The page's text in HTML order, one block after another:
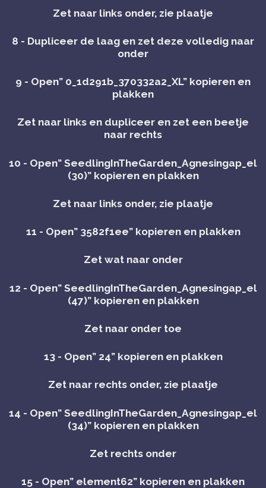
Zet naar links onder, zie plaatje
8 - Dupliceer de laag en zet deze volledig naar
onder
9 - Open” 0_1d291b_370332a2_XL” kopieren en
plakken
Zet naar links en dupliceer en zet een beetje
naar rechts
10 - Open” SeedlingInTheGarden_Agnesingap_el
(30)” kopieren en plakken
Zet naar links onder, zie plaatje
11 - Open” 3582f1ee” kopieren en plakken
Zet wat naar onder
12 - Open” SeedlingInTheGarden_Agnesingap_el
(47)” kopieren en plakken
Zet naar onder toe
13 - Open” 24” kopieren en plakken
Zet naar rechts onder, zie plaatje
14 - Open” SeedlingInTheGarden_Agnesingap_el
(34)” kopieren en plakken
Zet rechts onder
15 - Open” element62” kopieren en plakken